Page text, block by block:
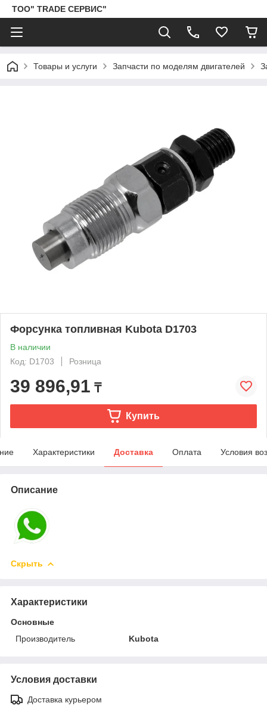
ТОО" TRADE СЕРВИС"
Товары и услуги Запчасти по моделям двигателей
Форсунка топливная Kubota D1703
В наличии
Код: D1703
Розница
39 896,91 ₸
Купить
Характеристики Доставка Оплата Условия
Описание
Скрыть
Характеристики
Основные
Производитель
Kubota
Условия доставки
Доставка курьером